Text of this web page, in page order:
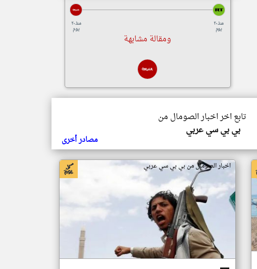
منذ ٢٠
يوم
منذ ٢٠
يوم
ومقالة مشابهة
تابع اخر اخبار الصومال من
بي بي سي عربي
مصادر أخرى
اخبار الصومال من بي بي سي عربي